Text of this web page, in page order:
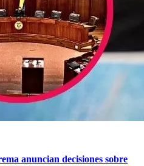
anuncian decisiones sobre